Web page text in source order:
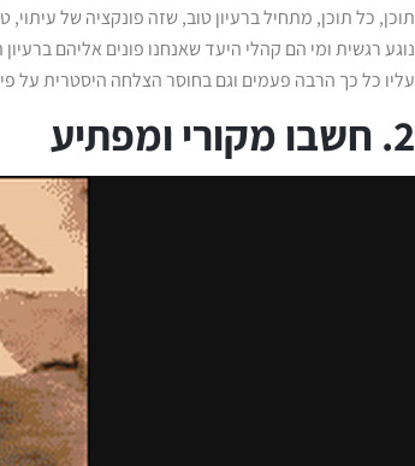
תוכן, כל תוכן, מתחיל ברעיון טוב, שזה פונקציה של
נוגע רגשית ומי הם קהלי היעד שאנחנו פונים אליהם
עליו כל כך הרבה פעמים וגם בחוסר הצלחה היסטרית על
2. חשבו מקורי ומפתיע